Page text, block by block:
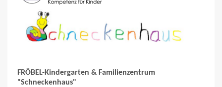
FRÖBEL-Kindergarten & Familienzentrum
"Schneckenhaus"